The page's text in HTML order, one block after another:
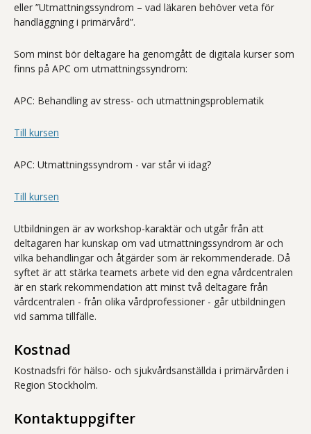
eller ”Utmattningssyndrom – vad läkaren behöver veta för
handläggning i primärvård”.
Som minst bör deltagare ha genomgått de digitala kurser som
finns på APC om utmattningssyndrom:
APC: Behandling av stress- och utmattningsproblematik
Till kursen
APC: Utmattningssyndrom - var står vi idag?
Till kursen
Utbildningen är av workshop-karaktär och utgår från att
deltagaren har kunskap om vad utmattningssyndrom är och
vilka behandlingar och åtgärder som är rekommenderade. Då
syftet är att stärka teamets arbete vid den egna vårdcentralen
är en stark rekommendation att minst två deltagare från
vårdcentralen - från olika vårdprofessioner - går utbildningen
vid samma tillfälle.
Kostnad
Kostnadsfri för hälso- och sjukvårdsanställda i primärvården i
Region Stockholm.
Kontaktuppgifter